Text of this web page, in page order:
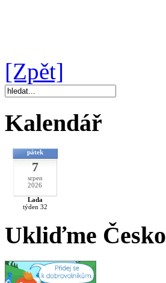
[Zpět]
Kalendář
pátek
7
srpen
2026
Lada
týden 32
Ukliďme Česko